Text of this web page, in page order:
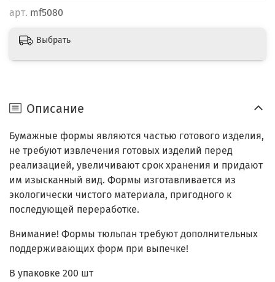
арт. mf5080
Выбрать
Описание
Бумажные формы являются частью готового изделия,
не требуют извлечения готовых изделий перед
реализацией, увеличивают срок хранения и придают
им изысканный вид. Формы изготавливается из
экологически чистого материала, пригодного к
последующей переработке.
Внимание! Формы тюльпан требуют дополнительных
поддерживающих форм при выпечке!
В упаковке 200 шт